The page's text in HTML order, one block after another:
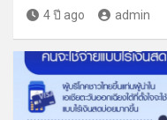
4 ปี ago admin